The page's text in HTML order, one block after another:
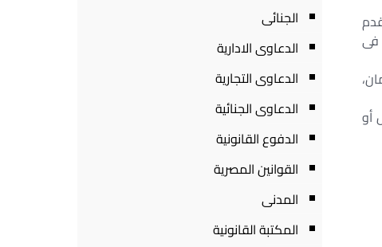
فى
أو
الجنائى
الدعاوى الادارية
الدعاوى التجارية
الدعاوى الجنائية
الدفوع القانونية
القوانين المصرية
المدنى
المكتبة القانونية